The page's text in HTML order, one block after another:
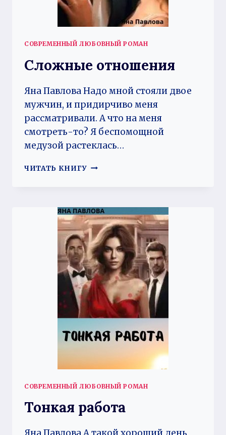
СОВРЕМЕННЫЙ ЛЮБОВНЫЙ РОМАН
Сложные отношения
Яна Павлова Надо мной стояли двое
мужчин, и придирчиво меня
рассматривали. А что на меня
смотреть-то? Я беспомощной
медузой растеклась…
ЧИТАТЬ КНИГУ СЛОЖНЫЕ
СОВРЕМЕННЫЙ ЛЮБОВНЫЙ РОМАН
Тонкая работа